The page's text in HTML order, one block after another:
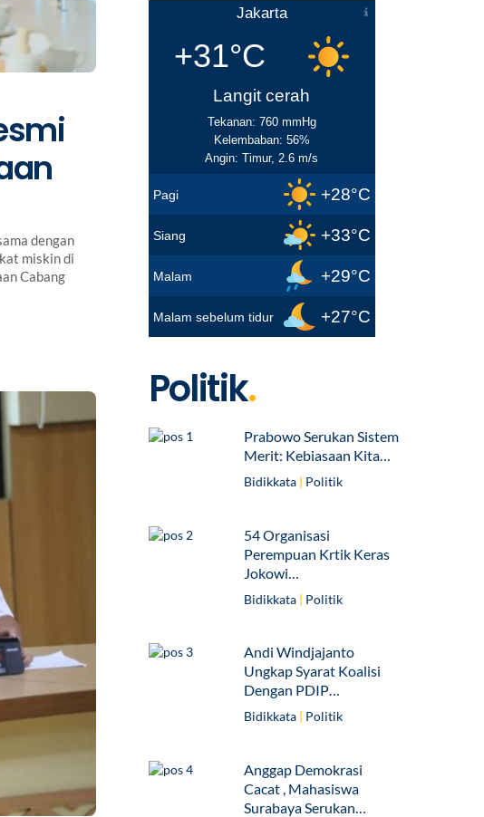
dengan
miskin di
Cabang
Jakarta
+31°C
Langit cerah
Tekanan: 760 mmHg
Kelembaban: 56%
Angin: Timur, 2.6 m/s
Pagi +28°C
Siang +33°C
Malam +29°C
Malam sebelum tidur +27°C
Politik.
Prabowo Serukan Sistem
Merit: Kebiasaan Kita…
Bidikkata | Politik
54 Organisasi
Perempuan Krtik Keras
Jokowi…
Bidikkata | Politik
Andi Windjajanto
Ungkap Syarat Koalisi
Dengan PDIP…
Bidikkata | Politik
Anggap Demokrasi
Cacat , Mahasiswa
Surabaya Serukan…